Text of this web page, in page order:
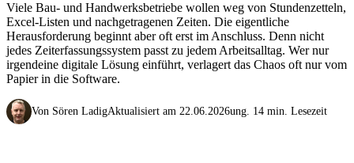
Viele Bau- und Handwerksbetriebe wollen weg von Stundenzetteln,
Excel-Listen und nachgetragenen Zeiten. Die eigentliche
Herausforderung beginnt aber oft erst im Anschluss. Denn nicht
jedes Zeiterfassungssystem passt zu jedem Arbeitsalltag. Wer nur
irgendeine digitale Lösung einführt, verlagert das Chaos oft nur vom
Papier in die Software.
Von Sören LadigAktualisiert am 22.06.2026ung. 14 min. Lesezeit